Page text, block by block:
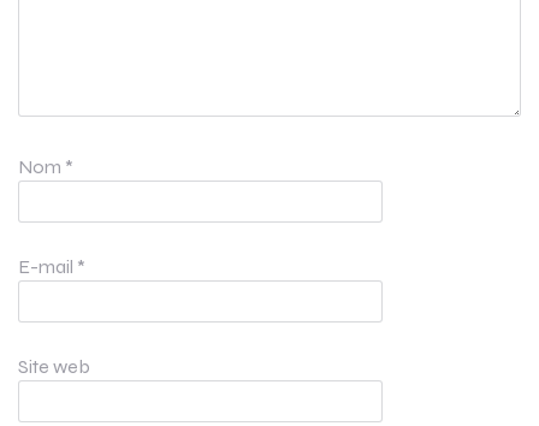
Nom *
E-mail *
Site web